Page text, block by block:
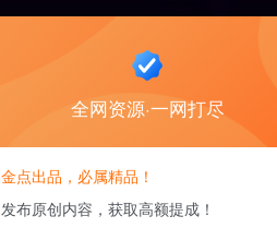
全网资源·一网打尽
金点出品，必属精品！
发布原创内容，获取高额提成！